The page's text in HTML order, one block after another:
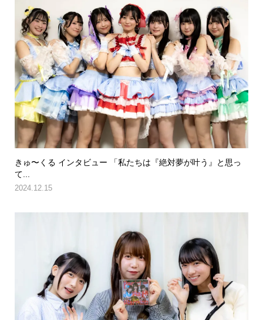
きゅ〜くる インタビュー 「私たちは『絶対夢が叶う』と思っ
て...
2024.12.15